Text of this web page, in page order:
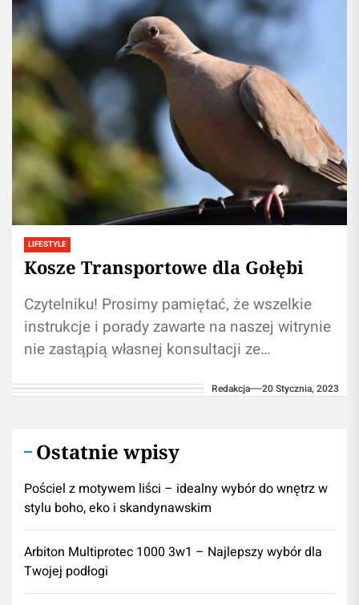
LIFESTYLE
Kosze Transportowe dla Gołębi
Czytelniku! Prosimy pamiętać, że wszelkie
instrukcje i porady zawarte na naszej witrynie
nie zastąpią własnej konsultacji ze
informacji umieszczonych na naszym blogu
Redakcja 20 Stycznia, 2023
Ostatnie wpisy
Pościel z motywem liści – idealny wybór do wnętrz w
stylu boho, eko i skandynawskim
Arbiton Multiprotec 1000 3w1 – Najlepszy wybór dla
Twojej podłogi